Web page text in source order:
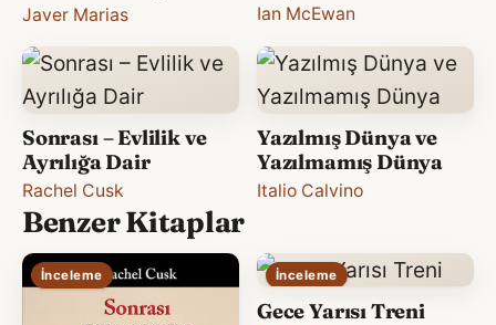
Javer Marias Ian McEwan
Sonrası – Evlilik ve
Ayrılığa Dair
Rachel Cusk
Yazılmış Dünya ve
Yazılmamış Dünya
Italio Calvino
Benzer Kitaplar
İnceleme İnceleme
Gece Yarısı Treni